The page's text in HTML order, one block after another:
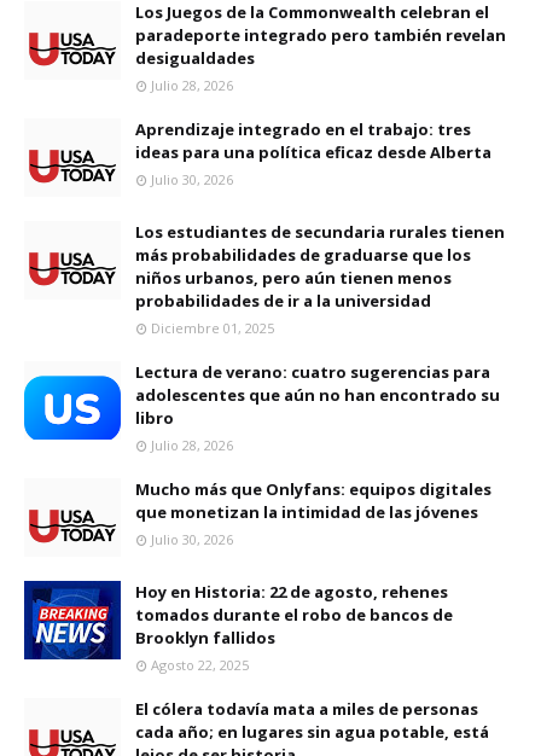
Los Juegos de la Commonwealth celebran el
paradeporte integrado pero también revelan
desigualdades
Julio 28, 2026
Aprendizaje integrado en el trabajo: tres
ideas para una política eficaz desde Alberta
Julio 30, 2026
Los estudiantes de secundaria rurales tienen
más probabilidades de graduarse que los
niños urbanos, pero aún tienen menos
probabilidades de ir a la universidad
Diciembre 01, 2025
Lectura de verano: cuatro sugerencias para
adolescentes que aún no han encontrado su
libro
Julio 28, 2026
Mucho más que Onlyfans: equipos digitales
que monetizan la intimidad de las jóvenes
Julio 30, 2026
Hoy en Historia: 22 de agosto, rehenes
tomados durante el robo de bancos de
Brooklyn fallidos
Agosto 22, 2025
El cólera todavía mata a miles de personas
cada año; en lugares sin agua potable, está